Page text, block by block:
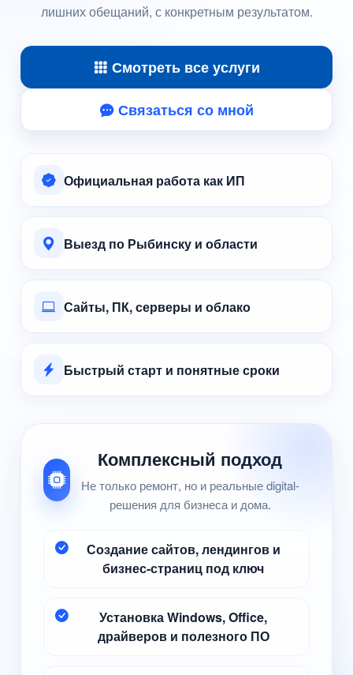
лишних обещаний, с конкретным результатом.
Смотреть все услуги
Связаться со мной
Официальная работа как ИП
Выезд по Рыбинску и области
Сайты, ПК, серверы и облако
Быстрый старт и понятные сроки
Комплексный подход
Не только ремонт, но и реальные digital-
решения для бизнеса и дома.
Создание сайтов, лендингов и
бизнес-страниц под ключ
Установка Windows, Office,
драйверов и полезного ПО